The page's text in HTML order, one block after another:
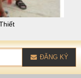
ĐĂNG KÝ